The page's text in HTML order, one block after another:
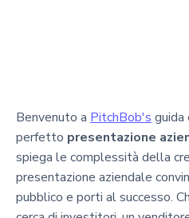
Benvenuto a PitchBob's guida
perfetto presentazione
spiega le complessità della
presentazione aziendale
pubblico e porti al successo.